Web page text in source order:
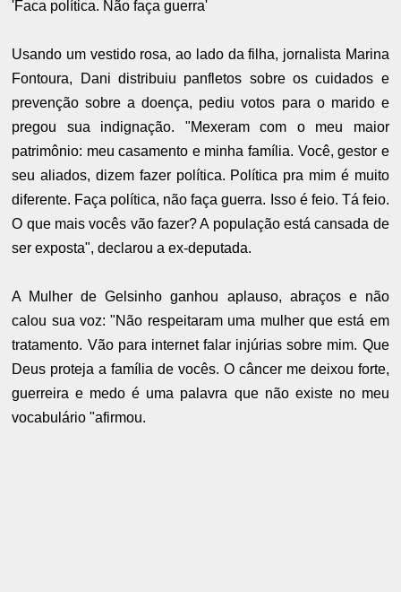
'Faca política. Não faça guerra'
Usando um vestido rosa, ao lado da filha, jornalista Marina
Fontoura, Dani distribuiu panfletos sobre os cuidados e
prevenção sobre a doença, pediu votos para o marido e
pregou sua indignação. "Mexeram com o meu maior
patrimônio: meu casamento e minha família. Você, gestor e
seu aliados, dizem fazer política. Política pra mim é muito
diferente. Faça política, não faça guerra. Isso é feio. Tá feio.
O que mais vocês vão fazer? A população está cansada de
ser exposta", declarou a ex-deputada.
A Mulher de Gelsinho ganhou aplauso, abraços e não
calou sua voz: "Não respeitaram uma mulher que está em
tratamento. Vão para internet falar injúrias sobre mim. Que
Deus proteja a família de vocês. O câncer me deixou forte,
guerreira e medo é uma palavra que não existe no meu
vocabulário "afirmou.